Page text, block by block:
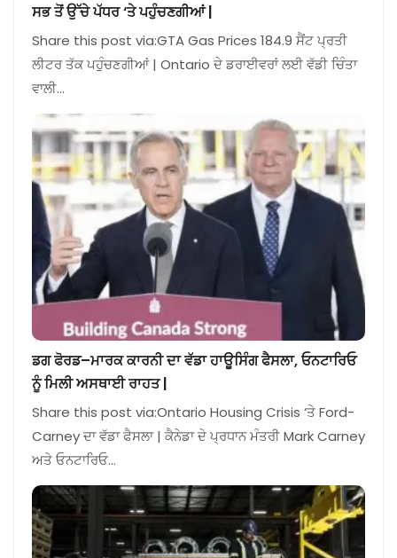
ਸਭ ਤੋਂ ਉੱਚੇ ਪੱਧਰ ‘ਤੇ ਪਹੁੰਚਣਗੀਆਂ |
Share this post via:GTA Gas Prices 184.9 ਸੈਂਟ ਪ੍ਰਤੀ
ਲੀਟਰ ਤੱਕ ਪਹੁੰਚਣਗੀਆਂ | Ontario ਦੇ ਡਰਾਈਵਰਾਂ ਲਈ ਵੱਡੀ ਚਿੰਤਾ
ਵਾਲੀ…
ਡਗ ਫੋਰਡ–ਮਾਰਕ ਕਾਰਨੀ ਦਾ ਵੱਡਾ ਹਾਊਸਿੰਗ ਫੈਸਲਾ, ਓਨਟਾਰਿਓ
ਨੂੰ ਮਿਲੀ ਅਸਥਾਈ ਰਾਹਤ |
Share this post via:Ontario Housing Crisis ‘ਤੇ Ford-
Carney ਦਾ ਵੱਡਾ ਫੈਸਲਾ | ਕੈਨੇਡਾ ਦੇ ਪ੍ਰਧਾਨ ਮੰਤਰੀ Mark Carney
ਅਤੇ ਓਨਟਾਰਿਓ…